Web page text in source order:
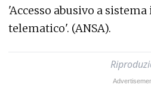
'Accesso abusivo a
telematico'. (ANSA).